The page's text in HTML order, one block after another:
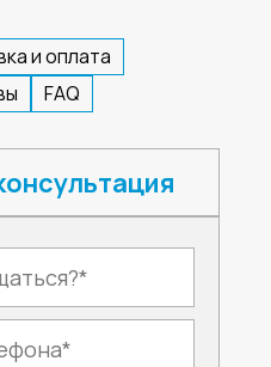
и оплата
FAQ